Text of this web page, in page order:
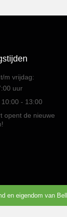
m vrijdag:
uur
- 13:00
opent de nieuwe
en eigendom van